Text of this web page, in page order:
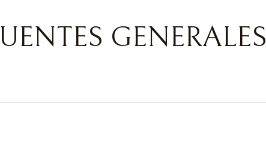
GENERALES